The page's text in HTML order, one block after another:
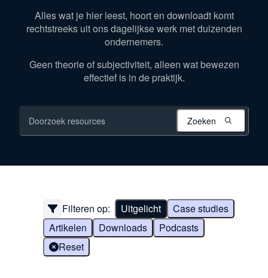
Alles wat je hier leest, hoort en downloadt komt
rechtstreeks uit ons dagelijkse werk met duizenden
ondernemers.
Geen theorie of subjectiviteit, alleen wat bewezen
effectief is in de praktijk.
Zoeken
Filteren op: Uitgelicht
Case studies
Artikelen
Downloads
Podcasts
Reset